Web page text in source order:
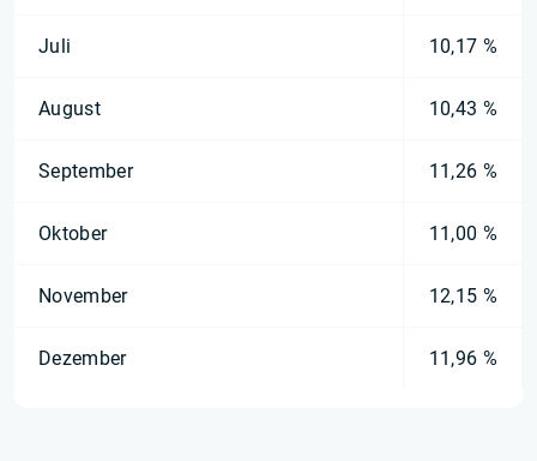
Juli 10,17 %
August 10,43 %
September 11,26 %
Oktober 11,00 %
November 12,15 %
Dezember 11,96 %